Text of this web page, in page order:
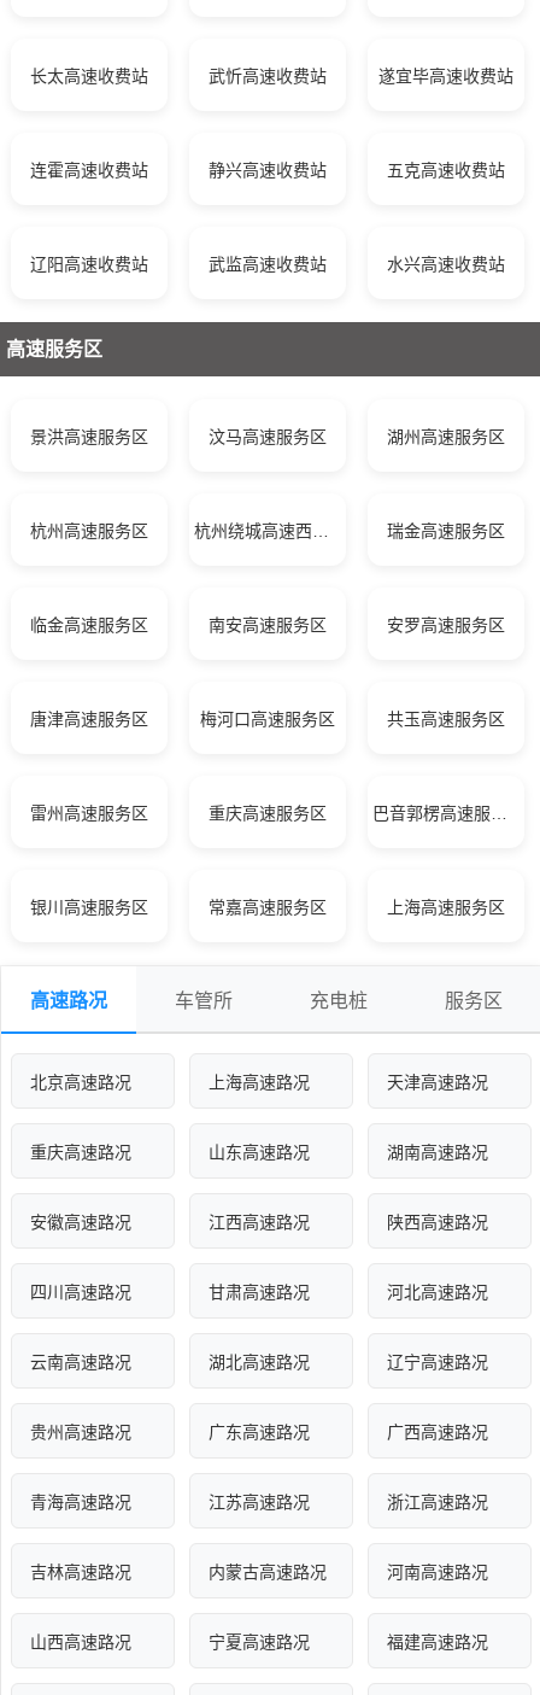
长太高速收费站 武忻高速收费站 遂宜毕高速收费站
连霍高速收费站 静兴高速收费站 五克高速收费站
辽阳高速收费站 武监高速收费站 水兴高速收费站
高速服务区
景洪高速服务区 汶马高速服务区 湖州高速服务区
杭州高速服务区 杭州绕城高速西复线服务区 瑞金高速服务区
临金高速服务区 南安高速服务区 安罗高速服务区
唐津高速服务区 梅河口高速服务区 共玉高速服务区
雷州高速服务区 重庆高速服务区
银川高速服务区 常嘉高速服务区 上海高速服务区
高速路况 车管所 充电桩 服务区
北京高速路况 上海高速路况 天津高速路况
重庆高速路况 山东高速路况 湖南高速路况
安徽高速路况 江西高速路况 陕西高速路况
四川高速路况 甘肃高速路况 河北高速路况
云南高速路况 湖北高速路况 辽宁高速路况
贵州高速路况 广东高速路况 广西高速路况
青海高速路况 江苏高速路况 浙江高速路况
吉林高速路况 内蒙古高速路况 河南高速路况
山西高速路况 宁夏高速路况 福建高速路况